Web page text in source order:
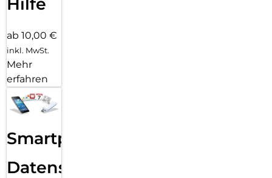
Hilfe
ab 10,00 €
inkl. MwSt.
Mehr
erfahren
Smartphone
Datensicherung